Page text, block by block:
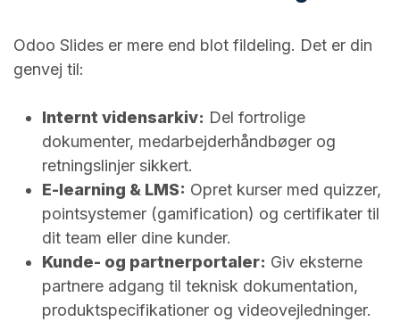
Odoo Slides er mere end blot fildeling. Det er din
genvej til:
Internt vidensarkiv: Del fortrolige
dokumenter, medarbejderhåndbøger og
retningslinjer sikkert.
E-learning & LMS: Opret kurser med quizzer,
pointsystemer (gamification) og certifikater til
dit team eller dine kunder.
Kunde- og partnerportaler: Giv eksterne
partnere adgang til teknisk dokumentation,
produktspecifikationer og videovejledninger.